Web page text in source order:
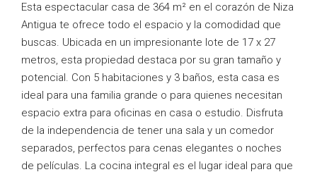
Esta espectacular casa de 364 m² en el corazón de Niza
Antigua te ofrece todo el espacio y la comodidad que
buscas. Ubicada en un impresionante lote de 17 x 27
metros, esta propiedad destaca por su gran tamaño y
potencial. Con 5 habitaciones y 3 baños, esta casa es
ideal para una familia grande o para quienes necesitan
espacio extra para oficinas en casa o estudio. Disfruta
de la independencia de tener una sala y un comedor
separados, perfectos para cenas elegantes o noches
de películas. La cocina integral es el lugar ideal para que